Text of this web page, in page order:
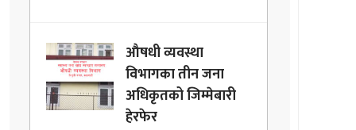
औषधी व्यवस्था
विभागका तीन जना
अधिकृतको जिम्मेबारी
हेरफेर